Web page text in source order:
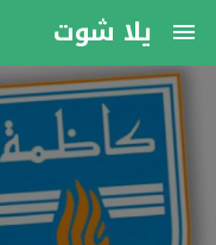
يلا شوت